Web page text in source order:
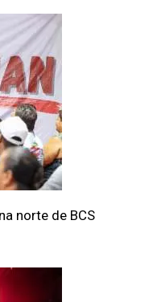
norte de BCS